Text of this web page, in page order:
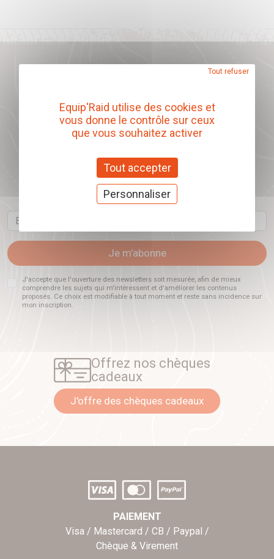
Télécharger
Abonnez-vous à
notre newsletter
Email
Je m'abonne
J'accepte que l'ouverture des newsletters soit mesurée, afin de mieux
comprendre les sujets qui m'intéressent et d'améliorer les contenus
proposés. Ce choix est modifiable à tout moment et reste sans incidence sur
mon inscription.
Offrez nos chèques
cadeaux
J'offre des chèques cadeaux
PAIEMENT
Visa / Mastercard / CB / Paypal /
Chèque & Virement
Equip'Raid utilise des cookies et
vous donne le contrôle sur ceux
que vous souhaitez activer
Tout accepter
Tout refuser
Personnaliser